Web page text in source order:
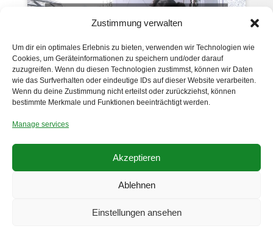
Zustimmung verwalten
Um dir ein optimales Erlebnis zu bieten, verwenden wir Technologien wie
Cookies, um Geräteinformationen zu speichern und/oder darauf
zuzugreifen. Wenn du diesen Technologien zustimmst, können wir Daten
wie das Surfverhalten oder eindeutige IDs auf dieser Website verarbeiten.
Wenn du deine Zustimmung nicht erteilst oder zurückziehst, können
bestimmte Merkmale und Funktionen beeinträchtigt werden.
Manage services
Akzeptieren
Ablehnen
Einstellungen ansehen
Privacy Policy
I agree